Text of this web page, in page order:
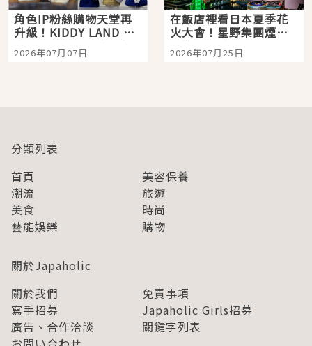
角色IP粉絲購物天堂再
升級！KIDDY LAND 原
宿店吉伊卡哇迎客，新
開幕 OMOKADO 店3分
2026年07月07日
在飯店裡看日本夏季花
火大會！星野集團煙火
景觀飯店6選，讓你不用
人擠人悠閒欣賞
2026年07月25日
分類列表
首頁
美容保養
潮流
旅遊
美食
時尚
藝能娛樂
購物
關於Japaholic
關於我們
免責事項
寫手招募
Japaholic Girls招募
廣告、合作洽談
關鍵字列表